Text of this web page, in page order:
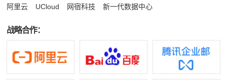
阿里云
UCloud 网宿科技 新一代数据中心
战略合作：